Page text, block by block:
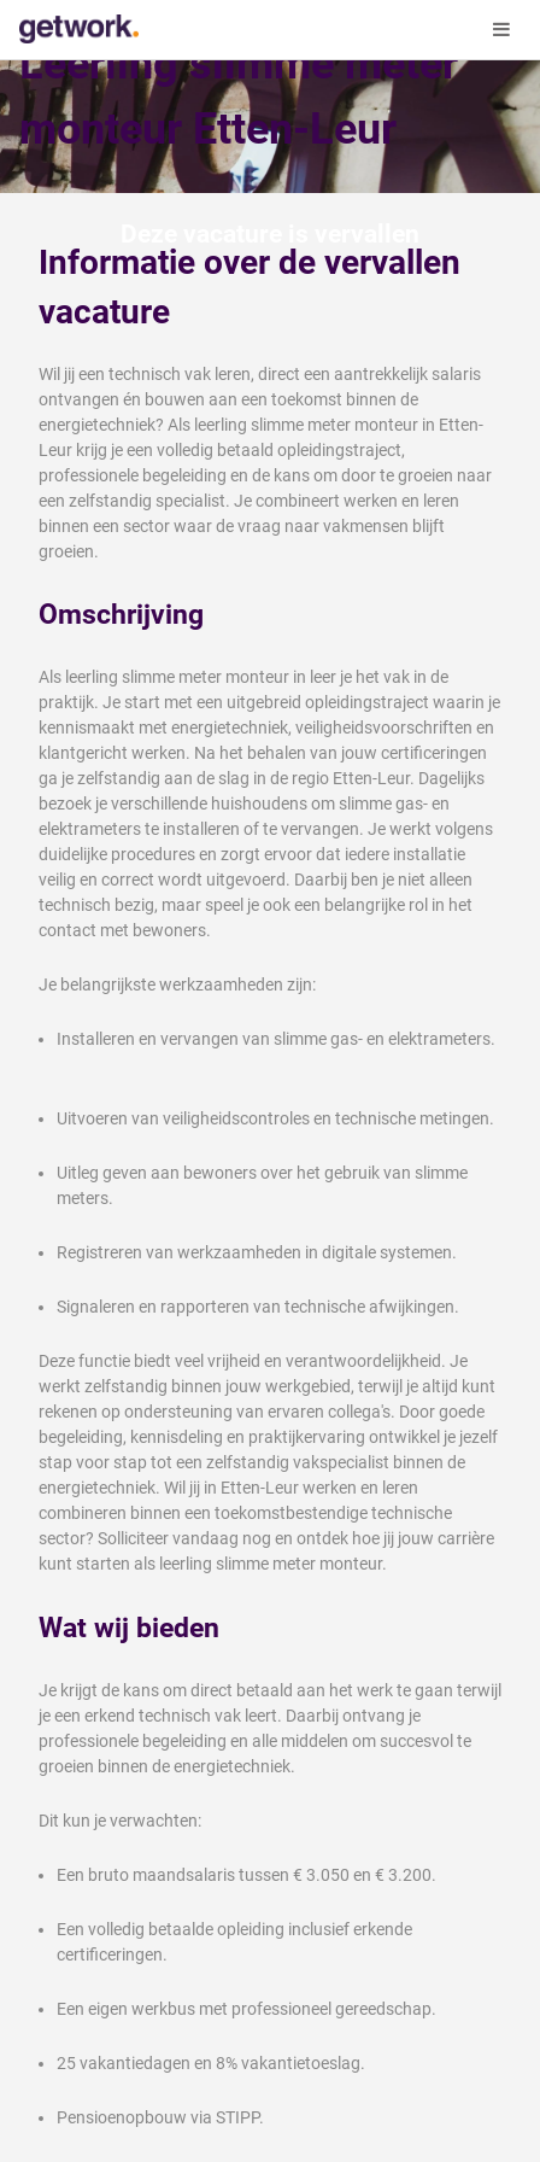
Leerling slimme meter
monteur Etten-Leur
Informatie over de vervallen
vacature
Wil jij een technisch vak leren, direct een aantrekkelijk salaris
ontvangen én bouwen aan een toekomst binnen de
energietechniek? Als leerling slimme meter monteur in Etten-
Leur krijg je een volledig betaald opleidingstraject,
professionele begeleiding en de kans om door te groeien naar
een zelfstandig specialist. Je combineert werken en leren
binnen een sector waar de vraag naar vakmensen blijft
groeien.
Omschrijving
Als leerling slimme meter monteur in leer je het vak in de
praktijk. Je start met een uitgebreid opleidingstraject waarin je
kennismaakt met energietechniek, veiligheidsvoorschriften en
klantgericht werken. Na het behalen van jouw certificeringen
ga je zelfstandig aan de slag in de regio Etten-Leur. Dagelijks
bezoek je verschillende huishoudens om slimme gas- en
elektrameters te installeren of te vervangen. Je werkt volgens
duidelijke procedures en zorgt ervoor dat iedere installatie
veilig en correct wordt uitgevoerd. Daarbij ben je niet alleen
technisch bezig, maar speel je ook een belangrijke rol in het
contact met bewoners.
Je belangrijkste werkzaamheden zijn:
Installeren en vervangen van slimme gas- en elektrameters.
Uitvoeren van veiligheidscontroles en technische metingen.
Uitleg geven aan bewoners over het gebruik van slimme
meters.
Registreren van werkzaamheden in digitale systemen.
Signaleren en rapporteren van technische afwijkingen.
Deze functie biedt veel vrijheid en verantwoordelijkheid. Je
werkt zelfstandig binnen jouw werkgebied, terwijl je altijd kunt
rekenen op ondersteuning van ervaren collega's. Door goede
begeleiding, kennisdeling en praktijkervaring ontwikkel je jezelf
stap voor stap tot een zelfstandig vakspecialist binnen de
energietechniek. Wil jij in Etten-Leur werken en leren
combineren binnen een toekomstbestendige technische
sector? Solliciteer vandaag nog en ontdek hoe jij jouw carrière
kunt starten als leerling slimme meter monteur.
Wat wij bieden
Je krijgt de kans om direct betaald aan het werk te gaan terwijl
je een erkend technisch vak leert. Daarbij ontvang je
professionele begeleiding en alle middelen om succesvol te
groeien binnen de energietechniek.
Dit kun je verwachten:
Een bruto maandsalaris tussen € 3.050 en € 3.200.
Een volledig betaalde opleiding inclusief erkende
certificeringen.
Een eigen werkbus met professioneel gereedschap.
25 vakantiedagen en 8% vakantietoeslag.
Pensioenopbouw via STIPP.